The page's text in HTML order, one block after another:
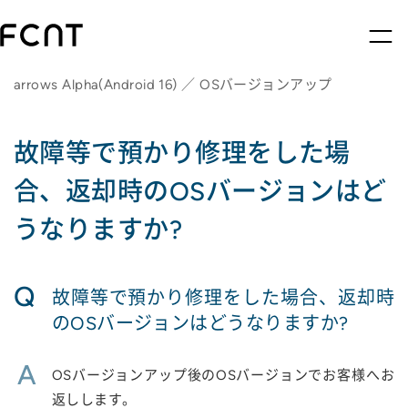
arrows Alpha(Android 16) ／ OSバージョンアップ
故障等で預かり修理をした場
合、返却時のOSバージョンはど
うなりますか?
Q
故障等で預かり修理をした場合、返却時
のOSバージョンはどうなりますか?
A
OSバージョンアップ後のOSバージョンでお客様へお
返しします。